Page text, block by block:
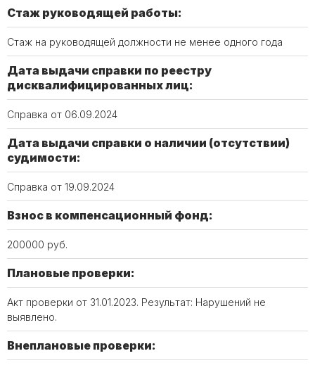
Стаж руководящей работы:
Стаж на руководящей должности не менее одного года
Дата выдачи справки по реестру
дисквалифицированных лиц:
Справка от 06.09.2024
Дата выдачи справки о наличии (отсутствии)
судимости:
Справка от 19.09.2024
Взнос в компенсационный фонд:
200000 руб.
Плановые проверки:
Акт проверки от 31.01.2023. Результат: Нарушений не
выявлено.
Внеплановые проверки: